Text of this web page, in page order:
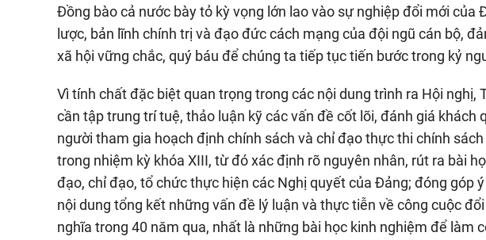
Đồng bào cả nước bày tỏ kỳ vọng lớn lao vào sự nghiệp đổi mới của
lược, bản lĩnh chính trị và đạo đức cách mạng của đội ngũ cán bộ,
xã hội vững chắc, quý báu để chúng ta tiếp tục tiến bước trong kỷ
Vì tính chất đặc biệt quan trọng trong các nội dung trình ra Hội nghị,
cần tập trung trí tuệ, thảo luận kỹ các vấn đề cốt lõi, đánh giá khách
người tham gia hoạch định chính sách và chỉ đạo thực thi chính
trong nhiệm kỳ khóa XIII, từ đó xác định rõ nguyên nhân, rút ra bài
đạo, chỉ đạo, tổ chức thực hiện các Nghị quyết của Đảng; đóng góp
nội dung tổng kết những vấn đề lý luận và thực tiễn về công cuộc
nghĩa trong 40 năm qua, nhất là những bài học kinh nghiệm để làm